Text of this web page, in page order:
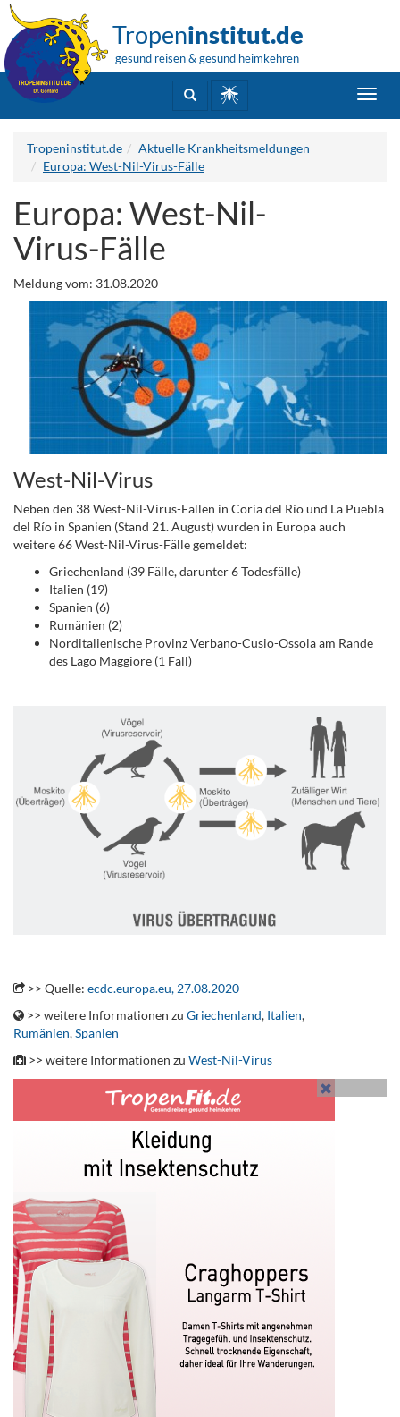
Tropeninstitut.de
gesund reisen & gesund heimkehren
Tropeninstitut.de
Aktuelle Krankheitsmeldungen
Europa: West-Nil-Virus-Fälle
Europa: West-Nil-
Virus-Fälle
Meldung vom: 31.08.2020
West-Nil-Virus
Neben den 38 West-Nil-Virus-Fällen in Coria del Río und La Puebla
del Río in Spanien (Stand 21. August) wurden in Europa auch
weitere 66 West-Nil-Virus-Fälle gemeldet:
Griechenland (39 Fälle, darunter 6 Todesfälle)
Italien (19)
Spanien (6)
Rumänien (2)
Norditalienische Provinz Verbano-Cusio-Ossola am Rande
des Lago Maggiore (1 Fall)
>> Quelle: ecdc.europa.eu, 27.08.2020
>> weitere Informationen zu Griechenland, Italien,
Rumänien,Spanien
>> weitere Informationen zu West-Nil-Virus